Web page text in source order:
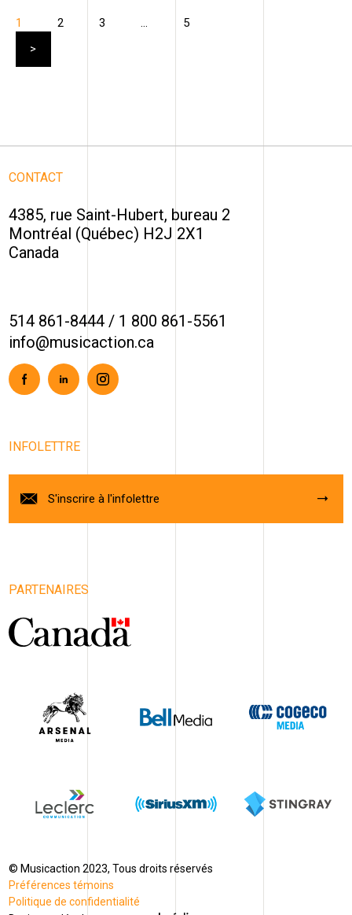
1 2 3 5
CONTACT
4385, rue Saint-Hubert, bureau 2
Montréal (Québec) H2J 2X1
Canada
514 861-8444 / 1 800 861-5561
info@musicaction.ca
FacebookLinkedinInstagram
INFOLETTRE
S'inscrire à l'infolettre
PARTENAIRES
© Musicaction 2023, Tous droits réservés
Préférences témoins
Politique de confidentialité